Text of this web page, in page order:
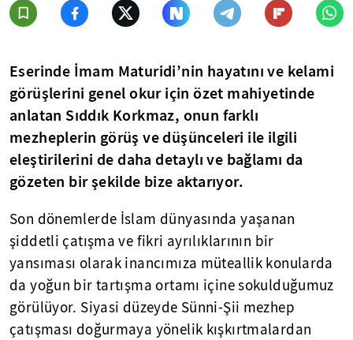
Eserinde İmam Maturidi’nin hayatını ve kelami
görüşlerini genel okur için özet mahiyetinde
anlatan Sıddık Korkmaz, onun farklı
mezheplerin görüş ve düşünceleri ile ilgili
eleştirilerini de daha detaylı ve bağlamı da
gözeten bir şekilde bize aktarıyor.
Son dönemlerde İslam dünyasında yaşanan
şiddetli çatışma ve fikri ayrılıklarının bir
yansıması olarak inancımıza müteallik konularda
da yoğun bir tartışma ortamı içine sokulduğumuz
görülüyor. Siyasi düzeyde Sünni-Şii mezhep
çatışması doğurmaya yönelik kışkırtmalardan